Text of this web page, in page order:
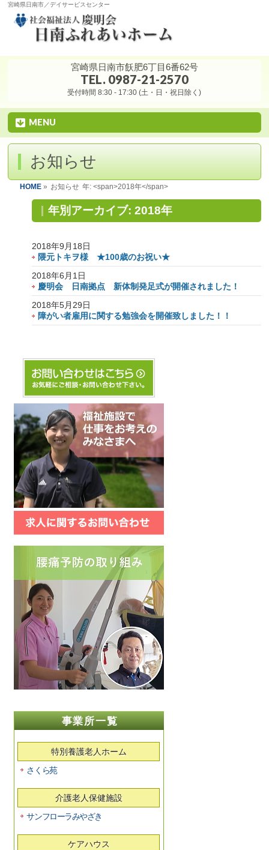
宮崎県日南市／デイサービスセンター
宮崎県日南市飫肥6丁目6番62号
TEL. 0987-21-2570
受付時間 8:30 - 17:30 (土・日・祝日除く)
MENU
お知らせ
HOME » お知らせ 年: <span>2018年</span>
年別アーカイブ: 2018年
2018年9月18日
隈元トキヲ様 ★100歳のお祝い★
2018年6月1日
慶明会 日南拠点 新体制発足式が開催されました！
2018年5月29日
障がい者雇用に関する勉強会を開催致しました！！
事業所一覧
特別養護老人ホーム
さくら苑
介護老人保健施設
サンフローラみやざき
ケアハウス